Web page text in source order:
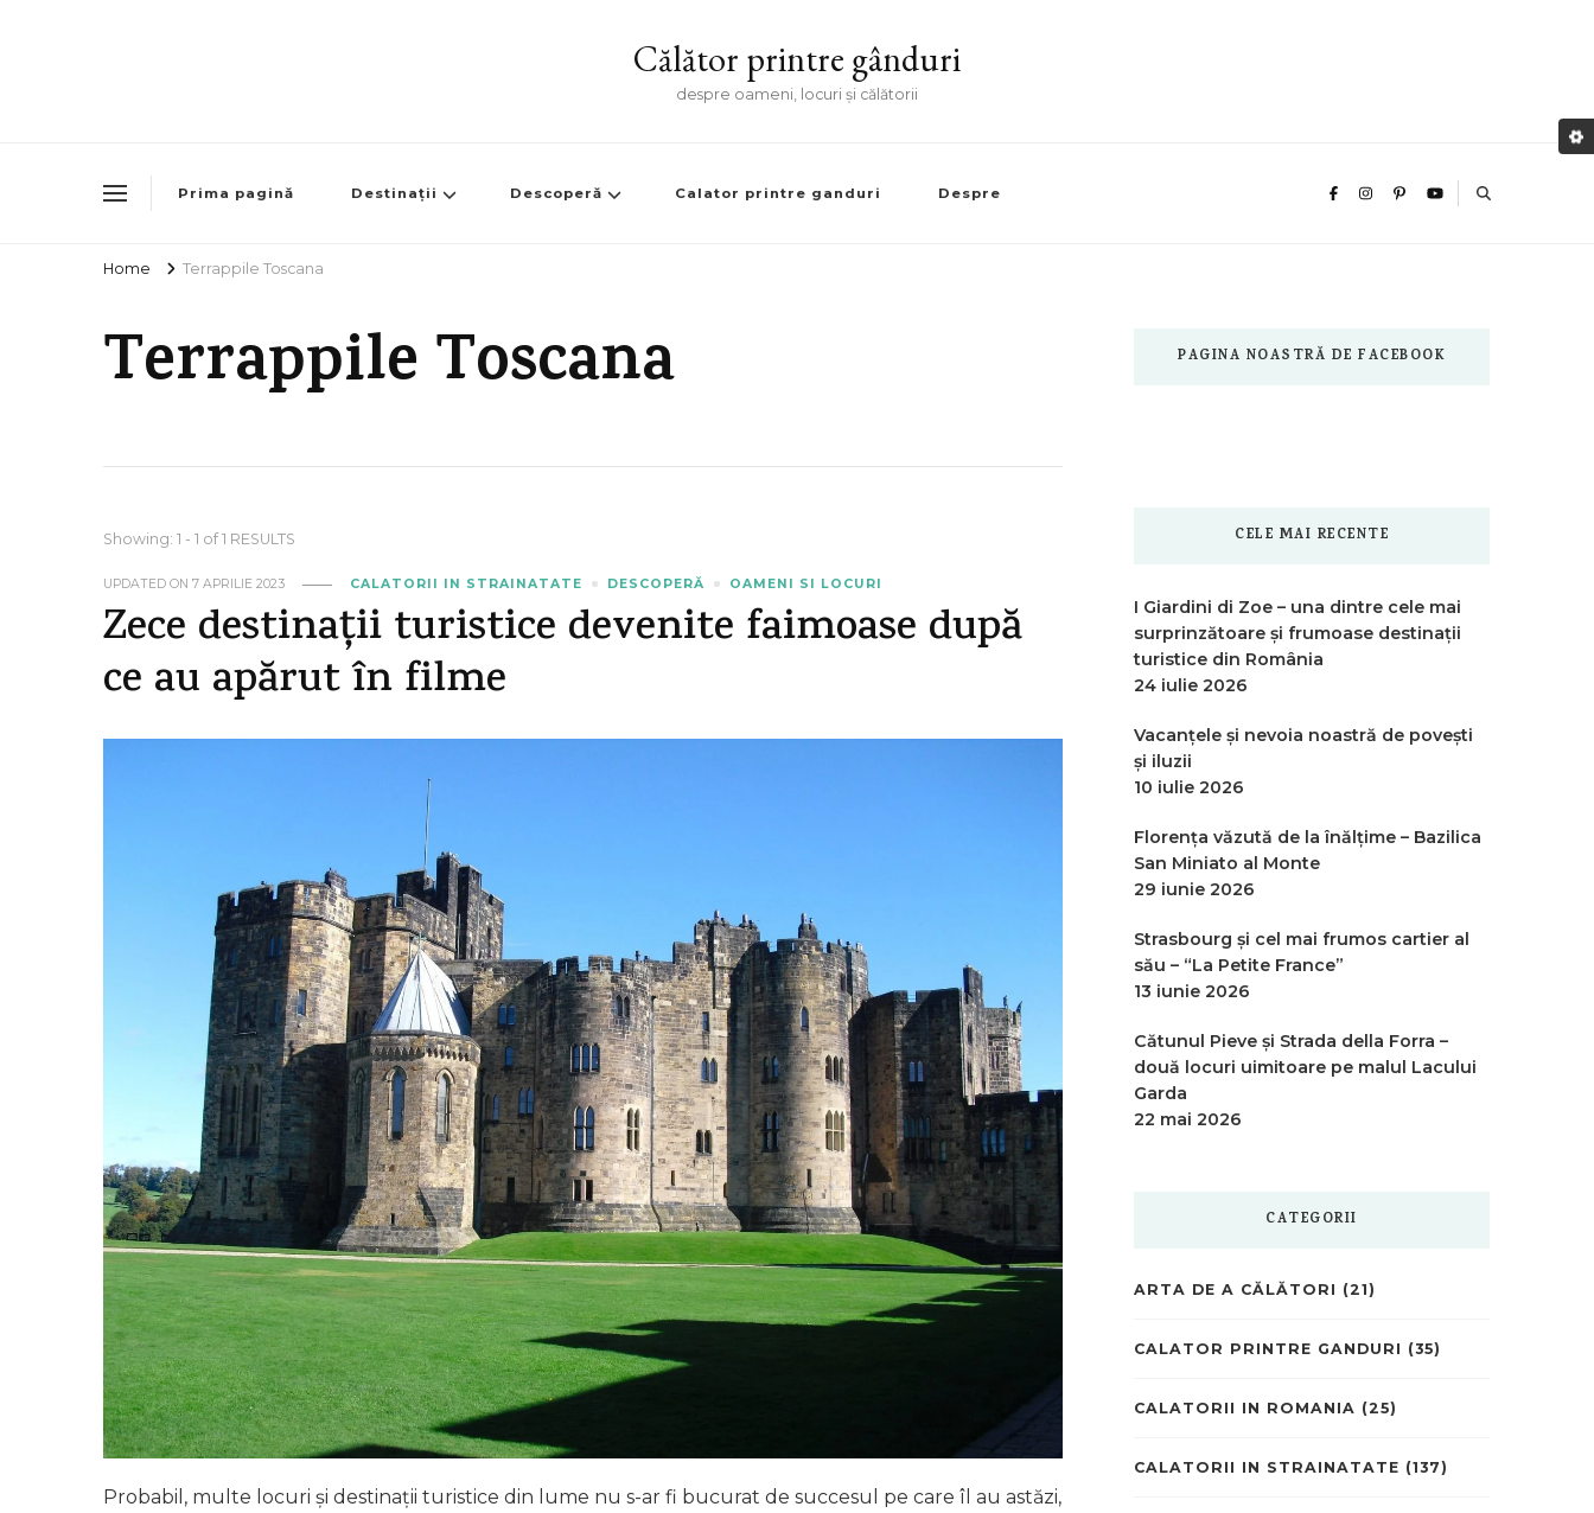
Călător printre gânduri
despre oameni, locuri și călătorii
Prima pagină Destinații Descoperă Calator printre ganduri Despre
Home Terrappile Toscana
Terrappile Toscana
Showing: 1 - 1 of 1 RESULTS
UPDATED ON 7 APRILIE 2023 CALATORII IN STRAINATATE DESCOPERĂ OAMENI SI LOCURI
Zece destinații turistice devenite faimoase după
ce au apărut în filme
Probabil, multe locuri și destinații turistice din lume nu s-ar fi bucurat de succesul pe care îl au astăzi,
PAGINA NOASTRĂ DE FACEBOOK
CELE MAI RECENTE
I Giardini di Zoe – una dintre cele mai
surprinzătoare și frumoase destinații
turistice din România
24 iulie 2026
Vacanțele și nevoia noastră de povești
și iluzii
10 iulie 2026
Florența văzută de la înălțime – Bazilica
San Miniato al Monte
29 iunie 2026
Strasbourg și cel mai frumos cartier al
său – “La Petite France”
13 iunie 2026
Cătunul Pieve și Strada della Forra –
două locuri uimitoare pe malul Lacului
Garda
22 mai 2026
CATEGORII
ARTA DE A CĂLĂTORI (21)
CALATOR PRINTRE GANDURI (35)
CALATORII IN ROMANIA (25)
CALATORII IN STRAINATATE (137)